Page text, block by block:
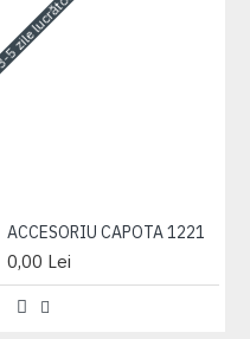
3-5 zile lucrătoare
ACCESORIU CAPOTA 1221
0,00 Lei